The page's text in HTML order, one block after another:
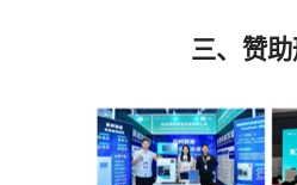
三、赞